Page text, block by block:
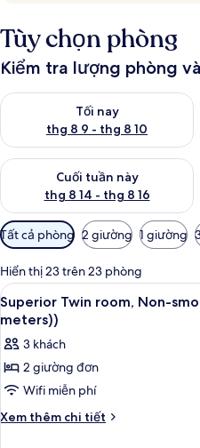
Tùy chọn phòng
Kiểm tra lượng phòng
Tối nay
thg 8 9 - thg 8 10
Kiểm tra lượng phòng tối nay
Cuối tuần này
thg 8 14 - thg 8 16
Kiểm tra lượng phòng cuối
Bộ
lọc
có
thể
dùng
để
lọc
tìm
phòng
Tất cả phòng 2 giường 1 giường
Hiển thị 23 trên 23 phòng
Xem
tất
ảnh
Superior
Twin
room,
11
Superior Twin room, Non-
meters))
3 khách
2 giường đơn
Wifi miễn phí
Xem thêm chi tiết
Chi